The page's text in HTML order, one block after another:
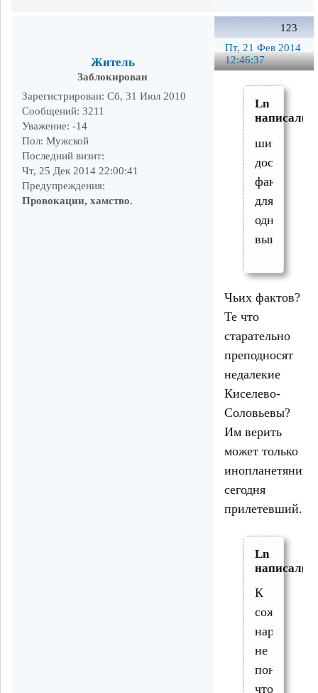
123
Пт, 21 Фев 2014
12:46:37
Житель
Заблокирован
Зарегистрирован: Сб, 31 Июл 2010
Сообщений: 3211
Уважение: -14
Пол: Мужской
Последний визит:
Чт, 25 Дек 2014 22:00:41
Предупреждения:
Провокации, хамство.
Ln
шибаетесь,
достаточно
фактов
для
вывода.
Чьих фактов?
Те что
старательно
преподносят
недалекие
Киселево-
Соловьевы?
Им верить
может только
инопланетянин
сегодня
прилетевший.
Ln
К
народ
не
понимает,
что